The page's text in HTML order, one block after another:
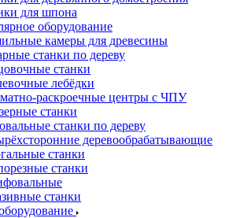
для шпона
оборудование
камеры для древесины
станки по дереву
станки
лебёдки
раскроечные центры с ЧПУ
станки
станки по дереву
деревообрабатывающие
станки
станки
станки